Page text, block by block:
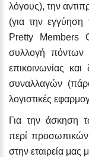
λόγους), την
(για την
Pretty Members
συλλογή πόντων
επικοινωνίας και
συναλλαγών
λογιστικές
Για την άσκηση
περί προσωπικών
στην εταιρεία μας